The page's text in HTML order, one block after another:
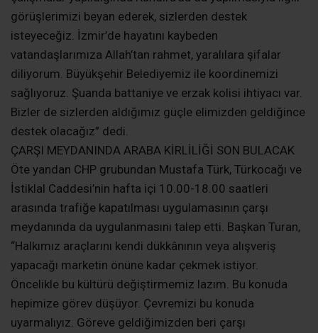
görüşlerimizi beyan ederek, sizlerden destek
isteyeceğiz. İzmir’de hayatını kaybeden
vatandaşlarımıza Allah’tan rahmet, yaralılara şifalar
diliyorum. Büyükşehir Belediyemiz ile koordinemizi
sağlıyoruz. Şuanda battaniye ve erzak kolisi ihtiyacı var.
Bizler de sizlerden aldığımız güçle elimizden geldiğince
destek olacağız” dedi.
ÇARŞI MEYDANINDA ARABA KİRLİLİĞİ SON BULACAK
Öte yandan CHP grubundan Mustafa Türk, Türkocağı ve
İstiklal Caddesi’nin hafta içi 10.00-18.00 saatleri
arasında trafiğe kapatılması uygulamasının çarşı
meydanında da uygulanmasını talep etti. Başkan Turan,
“Halkımız araçlarını kendi dükkânının veya alışveriş
yapacağı marketin önüne kadar çekmek istiyor.
Öncelikle bu kültürü değiştirmemiz lazım. Bu konuda
hepimize görev düşüyor. Çevremizi bu konuda
uyarmalıyız. Göreve geldiğimizden beri çarşı